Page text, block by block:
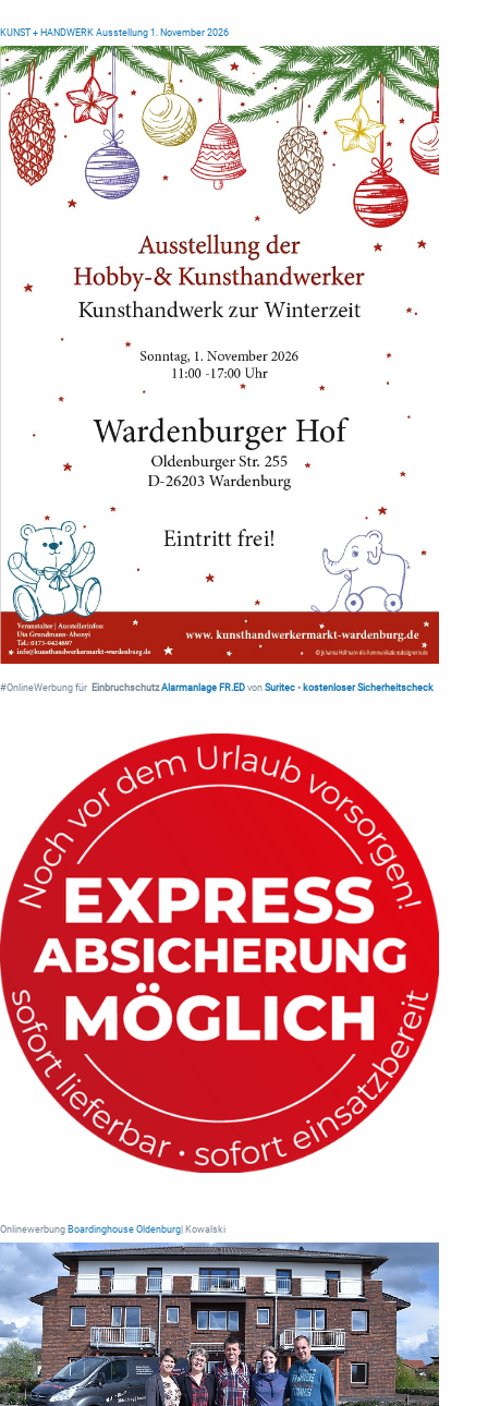
KUNST + HANDWERK Ausstellung 1. November 2026
#OnlineWerbung für Einbruchschutz Alarmanlage FR.ED von Suritec • kostenloser Sicherheitscheck
Onlinewerbung Boardinghouse Oldenburg | Kowalski